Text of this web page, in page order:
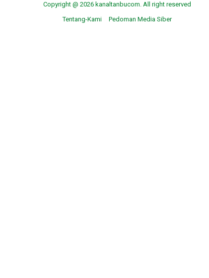
Copyright @ 2026 kanaltanbucom. All right reserved
Tentang-Kami
Pedoman Media Siber